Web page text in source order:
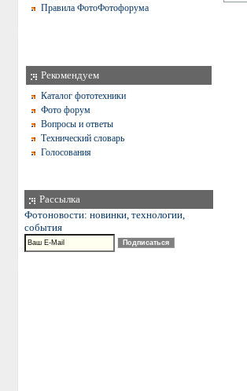
Правила ФотоФотофорума
Рекомендуем
Каталог фототехники
Фото форум
Вопросы и ответы
Технический словарь
Голосования
Рассылка
Фотоновости: новинки, технологии,
события